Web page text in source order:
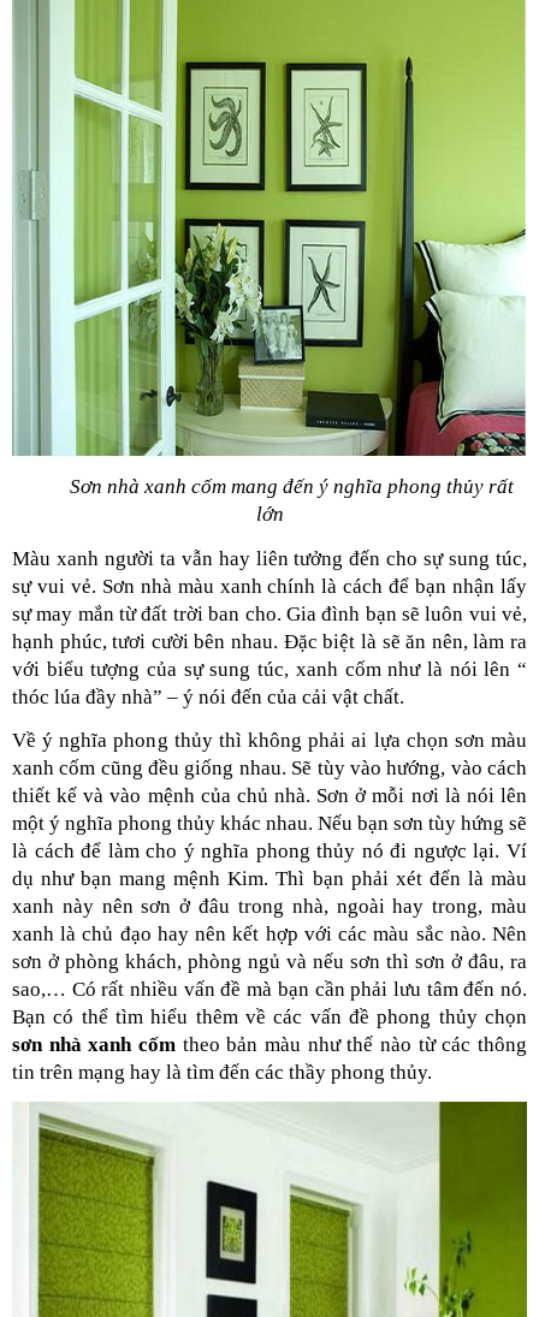
Sơn nhà xanh cốm mang đến ý nghĩa phong thủy rất
lớn
Màu xanh người ta vẫn hay liên tưởng đến cho sự sung túc,
sự vui vẻ. Sơn nhà màu xanh chính là cách để bạn nhận lấy
sự may mắn từ đất trời ban cho. Gia đình bạn sẽ luôn vui vẻ,
hạnh phúc, tươi cười bên nhau. Đặc biệt là sẽ ăn nên, làm ra
với biểu tượng của sự sung túc, xanh cốm như là nói lên “
thóc lúa đầy nhà” – ý nói đến của cải vật chất.
Về ý nghĩa phong thủy thì không phải ai lựa chọn sơn màu
xanh cốm cũng đều giống nhau. Sẽ tùy vào hướng, vào cách
thiết kế và vào mệnh của chủ nhà. Sơn ở mỗi nơi là nói lên
một ý nghĩa phong thủy khác nhau. Nếu bạn sơn tùy hứng sẽ
là cách để làm cho ý nghĩa phong thủy nó đi ngược lại. Ví
dụ như bạn mang mệnh Kim. Thì bạn phải xét đến là màu
xanh này nên sơn ở đâu trong nhà, ngoài hay trong, màu
xanh là chủ đạo hay nên kết hợp với các màu sắc nào. Nên
sơn ở phòng khách, phòng ngủ và nếu sơn thì sơn ở đâu, ra
sao,… Có rất nhiều vấn đề mà bạn cần phải lưu tâm đến nó.
sơn nhà xanh cốm theo bản màu như thế nào từ các thông
tin trên mạng hay là tìm đến các thầy phong thủy.